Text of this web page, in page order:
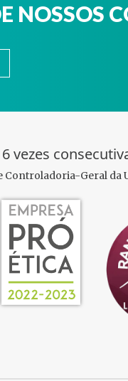
NOSSOS
vezes
Controladoria-Geral da